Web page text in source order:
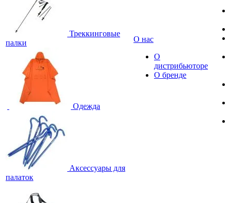
Треккинговые
палки
Одежда
Аксессуары для
палаток
О нас
О
дистрибьюторе
О бренде